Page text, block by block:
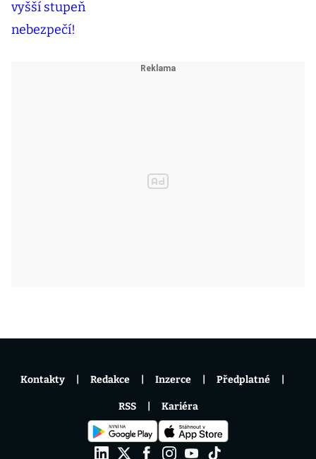
Kontakty Redakce Inzerce Předplatné
RSS Kariéra